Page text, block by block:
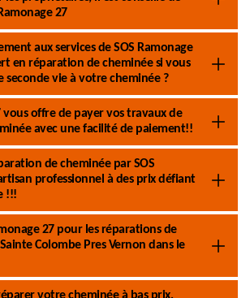
27
aux services de SOS Ramonage
en réparation de cheminée si vous
seconde vie à votre cheminée ?
vous offre de payer vos travaux de
avec une facilité de paiement!!
de cheminée par SOS
professionnel à des prix défiant
!!!
27 pour les réparations de
Colombe Pres Vernon dans le